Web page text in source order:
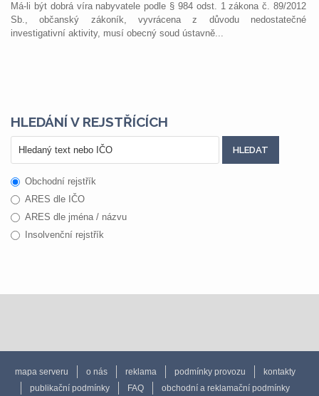
Má-li být dobrá víra nabyvatele podle § 984 odst. 1 zákona č. 89/2012
Sb., občanský zákoník, vyvrácena z důvodu nedostatečné
investigativní aktivity, musí obecný soud ústavně...
HLEDÁNÍ V REJSTŘÍCÍCH
Obchodní rejstřík
ARES dle IČO
ARES dle jména / názvu
Insolvenční rejstřík
mapa serveru o nás reklama podmínky provozu
kontakty
publikační podmínky
FAQ obchodní a reklamační podmínky